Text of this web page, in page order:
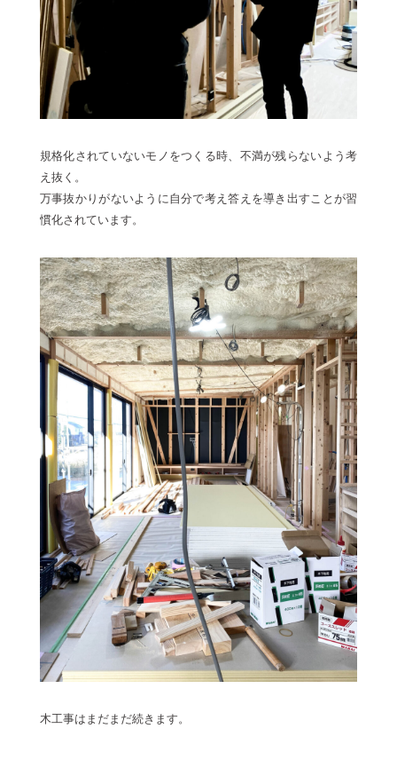
規格化されていないモノをつくる時、不満が残らないよう考
え抜く。
万事抜かりがないように自分で考え答えを導き出すことが習
慣化されています。
木工事はまだまだ続きます。